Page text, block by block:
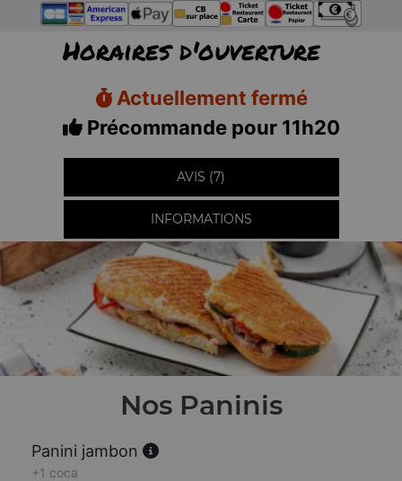
Horaires d'ouverture
Actuellement fermé
Précommande pour 11h20
AVIS (7)
INFORMATIONS
Nos Paninis
Panini jambon
+1 coca